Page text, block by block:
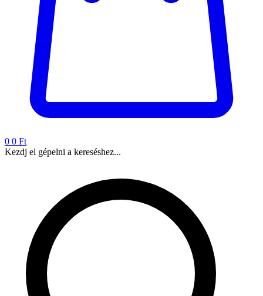
0 0 Ft
Kezdj el gépelni a kereséshez...